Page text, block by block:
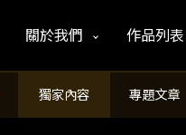
關於我們 作品列表
獨家內容 專題文章